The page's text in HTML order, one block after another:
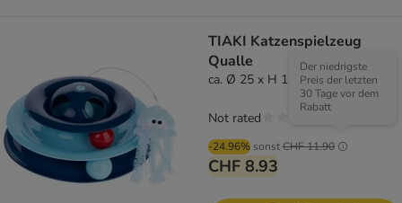
TIAKI Katzenspielzeug
Qualle
ca. Ø 25 x H 13 cm
-24.96% sonstCHF 11.90
Der niedrigste
Preis der letzten
30 Tage vor dem
Rabatt
CHF 8.93
Not rated